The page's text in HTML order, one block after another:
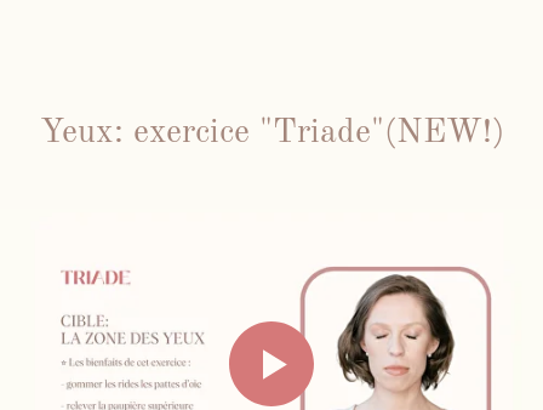
Yeux: exercice "Triade"(NEW!)